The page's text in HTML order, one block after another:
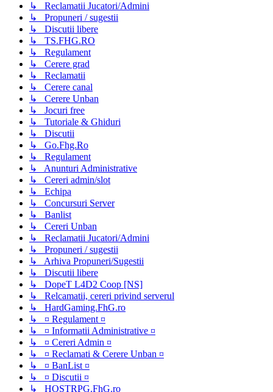
↳ Reclamatii Jucatori/Admini
↳ Propuneri / sugestii
↳ Discutii libere
↳ TS.FHG.RO
↳ Regulament
↳ Cerere grad
↳ Reclamatii
↳ Cerere canal
↳ Cerere Unban
↳ Jocuri free
↳ Tutoriale & Ghiduri
↳ Discutii
↳ Go.Fhg.Ro
↳ Regulament
↳ Anunturi Administrative
↳ Cereri admin/slot
↳ Echipa
↳ Concursuri Server
↳ Banlist
↳ Cereri Unban
↳ Reclamatii Jucatori/Admini
↳ Propuneri / sugestii
↳ Arhiva Propuneri/Sugestii
↳ Discutii libere
↳ DopeT L4D2 Coop [NS]
↳ Relcamatii, cereri privind serverul
↳ HardGaming.FhG.ro
↳ ¤ Regulament ¤
↳ ¤ Informatii Administrative ¤
↳ ¤ Cereri Admin ¤
↳ ¤ Reclamati & Cerere Unban ¤
↳ ¤ BanList ¤
↳ ¤ Discutii ¤
↳ HOSTRPG.FhG.ro